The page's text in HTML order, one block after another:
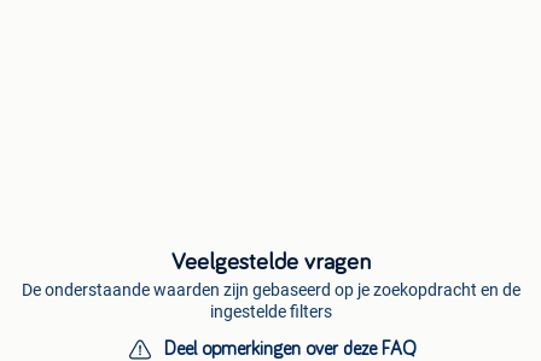
Veelgestelde vragen
De onderstaande waarden zijn gebaseerd op je zoekopdracht en de
ingestelde filters
Deel opmerkingen over deze FAQ